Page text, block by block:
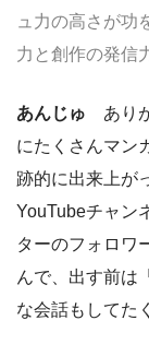
ュ力の高さが功
力と創作の発信
あんじゅ あり
にたくさんマン
跡的に出来上が
YouTubeチャン
ターのフォロワ
んで、出す前は
な会話もしてた